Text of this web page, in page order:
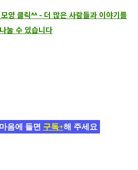
양 클릭^^ - 더 많은 사람들과 이야기를
나눌 수 있습니다
음에 들면 구독+해 주세요